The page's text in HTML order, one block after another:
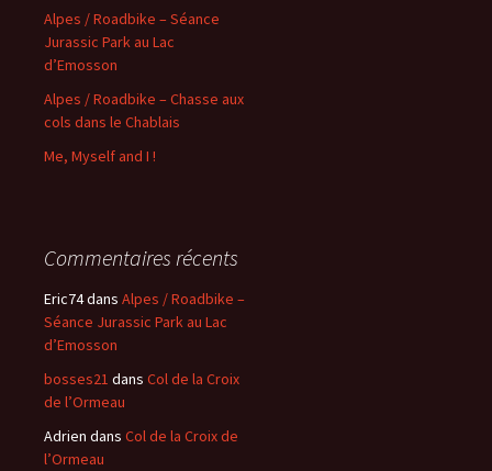
Alpes / Roadbike – Séance
Jurassic Park au Lac
d’Emosson
Alpes / Roadbike – Chasse aux
cols dans le Chablais
Me, Myself and I !
Commentaires récents
Eric74dans Alpes / Roadbike –
Séance Jurassic Park au Lac
d’Emosson
bosses21 dans Col de la Croix
de l’Ormeau
Adrien dans Col de la Croix de
l’Ormeau